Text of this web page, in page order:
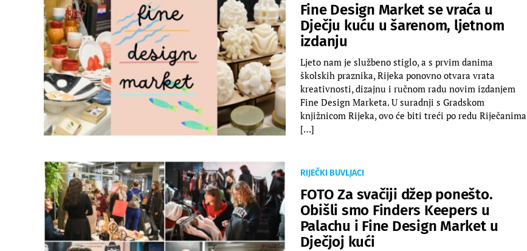
Fine Design Market se vraća u
Dječju kuću u šarenom, ljetnom
izdanju
Ljeto nam je službeno stiglo, a s prvim danima
školskih praznika, Rijeka ponovno otvara vrata
kreativnosti, dizajnu i ručnom radu novim izdanjem
Fine Design Marketa. U suradnji s Gradskom
knjižnicom Rijeka, ovo će biti treći po redu Riječanima
[…]
RIJEČKI BUVLJACI
FOTO Za svačiji džep ponešto.
Obišli smo Finders Keepers u
Palachu i Fine Design Market u
Dječjoj kući